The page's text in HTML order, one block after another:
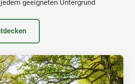
geeigneten Untergrund